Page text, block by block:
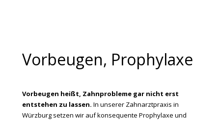
Vorbeugen, Prophylaxe
Vorbeugen heißt, Zahnprobleme gar nicht erst
entstehen zu lassen. In unserer Zahnarztpraxis in
Würzburg setzen wir auf konsequente Prophylaxe und